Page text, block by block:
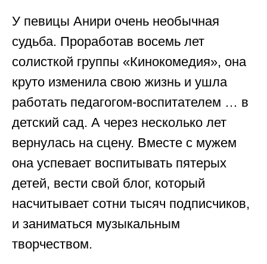
У певицы Анири очень необычная
судьба. Проработав восемь лет
солисткой группы «Кинокомедия», она
круто изменила свою жизнь и ушла
работать педагогом-воспитателем … в
детский сад. А через несколько лет
вернулась на сцену. Вместе с мужем
она успевает воспитывать пятерых
детей, вести свой блог, который
насчитывает сотни тысяч подписчиков,
и заниматься музыкальным
творчеством.